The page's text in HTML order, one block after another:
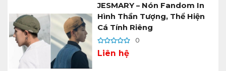
JESMARY – Nón Fandom In
Hình Thần Tượng, Thể Hiện
Cá Tính Riêng
0
Liên hệ